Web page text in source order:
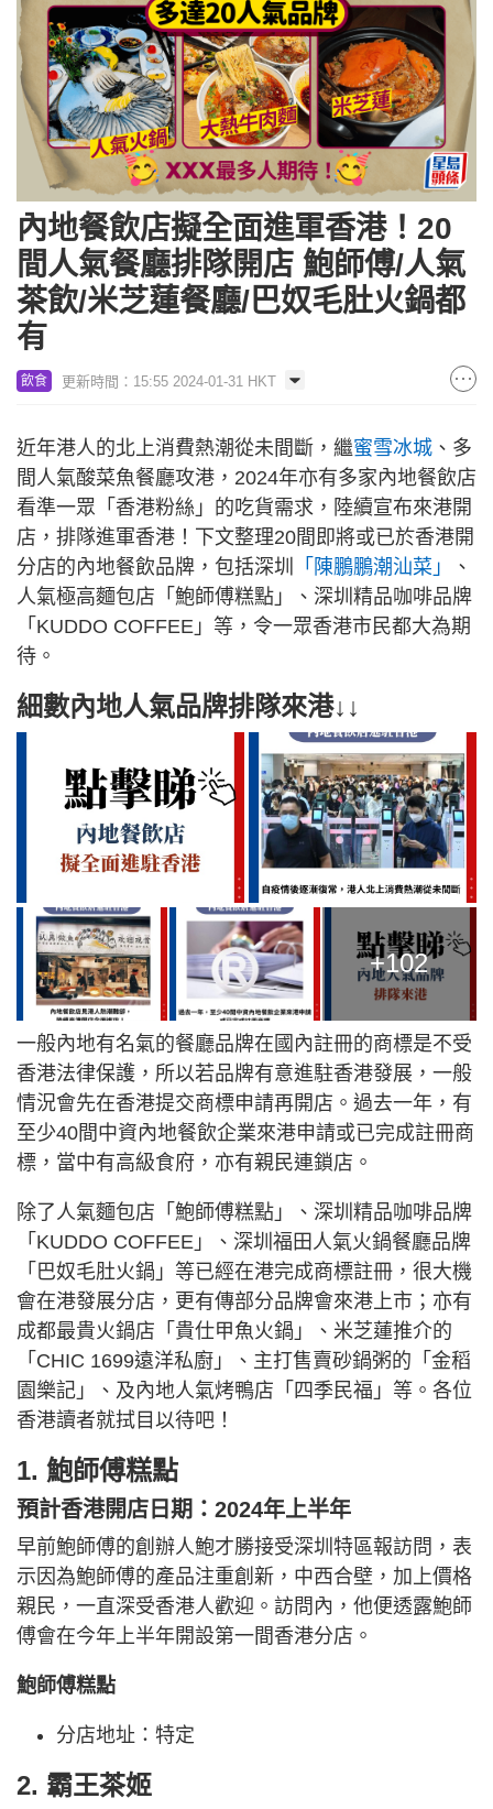
內地餐飲店擬全面進軍香港！20
間人氣餐廳排隊開店 鮑師傅/人氣
茶飲/米芝蓮餐廳/巴奴毛肚火鍋都
有
飲食 更新時間：15:55 2024-01-31 HKT
近年港人的北上消費熱潮從未間斷，繼蜜雪冰城 、多
間人氣酸菜魚餐廳攻港，2024年亦有多家內地餐飲店
看準一眾「香港粉絲」的吃貨需求，陸續宣布來港開
店，排隊進軍香港！下文整理20間即將或已於香港開
分店的內地餐飲品牌，包括深圳
「陳鵬鵬潮汕菜」
、
人氣極高麵包店「鮑師傅糕點」、深圳精品咖啡品牌
「KUDDO COFFEE」等，令一眾香港市民都大為期
待。
細數內地人氣品牌排隊來港↓↓
+102
一般內地有名氣的餐廳品牌在國內註冊的商標是不受
香港法律保護，所以若品牌有意進駐香港發展，一般
情況會先在香港提交商標申請再開店。過去一年，有
至少40間中資內地餐飲企業來港申請或已完成註冊商
標，當中有高級食府，亦有親民連鎖店。
除了人氣麵包店「鮑師傅糕點」、深圳精品咖啡品牌
「KUDDO COFFEE」、深圳福田人氣火鍋餐廳品牌
「巴奴毛肚火鍋」等已經在港完成商標註冊，很大機
會在港發展分店，更有傳部分品牌會來港上市；亦有
成都最貴火鍋店「貴仕甲魚火鍋」、米芝蓮推介的
「CHIC 1699遠洋私廚」、主打售賣砂鍋粥的「金稻
園樂記」、及內地人氣烤鴨店「四季民福」等。各位
香港讀者就拭目以待吧！
1. 鮑師傅糕點
預計香港開店日期：2024年上半年
早前鮑師傅的創辦人鮑才勝接受深圳特區報訪問，表
示因為鮑師傅的產品注重創新，中西合壁，加上價格
親民，一直深受香港人歡迎。訪問內，他便透露鮑師
傅會在今年上半年開設第一間香港分店。
鮑師傅糕點
分店地址：特定
2. 霸王茶姬